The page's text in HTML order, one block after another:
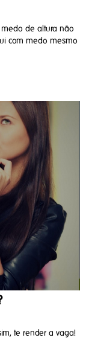
medo de altura não
com medo mesmo
te render a vaga!